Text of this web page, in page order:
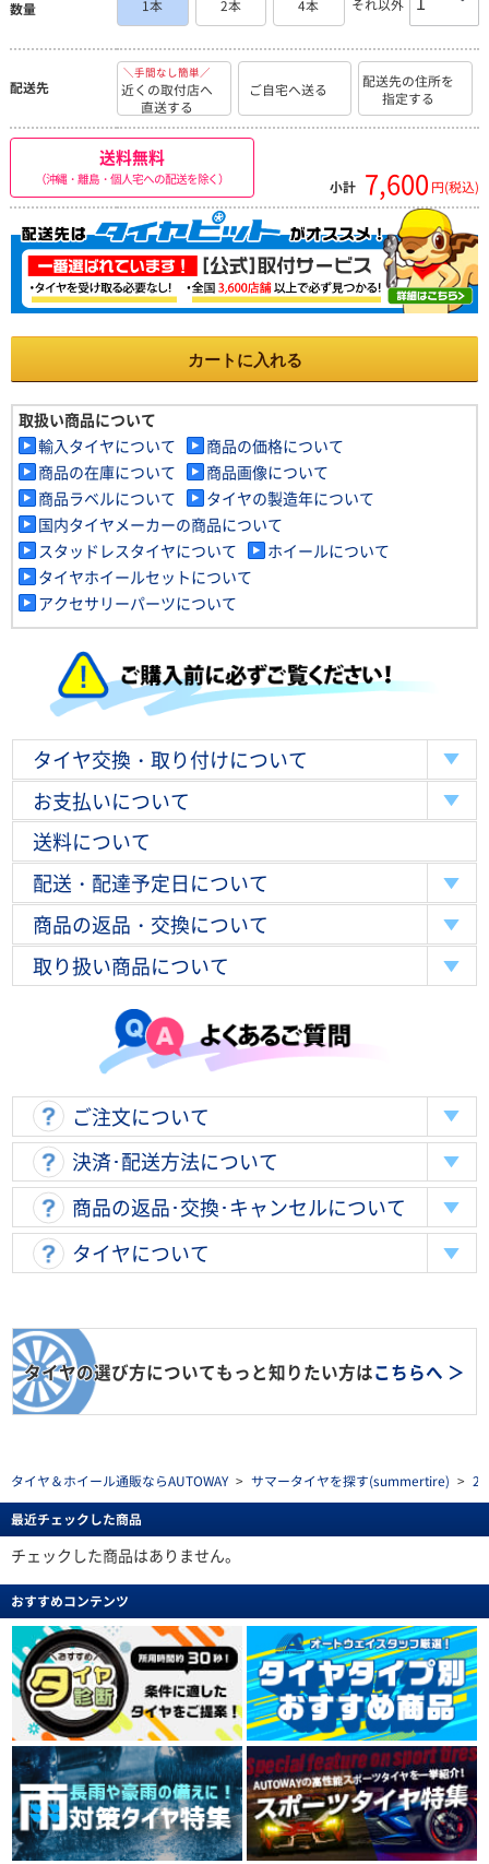
数量 1本 2本 4本 それ以外
配送先
＼手間なし簡単／
近くの取付店へ
直送する
ご自宅へ送る
配送先の住所を
指定する
送料無料
（沖縄・離島・個人宅への配送を除く） 小計 7,600 円(税込)
カートに入れる
取扱い商品について
輸入タイヤについて
商品の価格について
商品の在庫について
商品画像について
商品ラベルについて
タイヤの製造年について
国内タイヤメーカーの商品について
スタッドレスタイヤについて
ホイールについて
タイヤホイールセットについて
アクセサリーパーツについて
タイヤ交換・取り付けについて
お支払いについて
送料について
配送・配達予定日について
商品の返品・交換について
取り扱い商品について
ご注文について
決済･配送方法について
商品の返品･交換･キャンセルについて
タイヤについて
タイヤの選び方についてもっと知りたい方はこちらへ ＞
タイヤ＆ホイール通販ならAUTOWAY > サマータイヤを探す(summertire) >
最近チェックした商品
チェックした商品はありません。
おすすめコンテンツ